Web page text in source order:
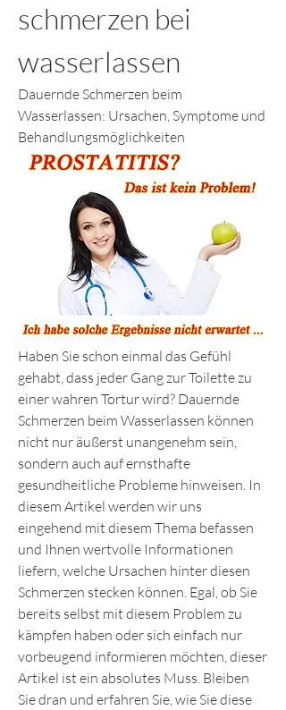
schmerzen bei
wasserlassen
Dauernde Schmerzen beim
Wasserlassen: Ursachen, Symptome und
Behandlungsmöglichkeiten
Haben Sie schon einmal das Gefühl
gehabt, dass jeder Gang zur Toilette zu
einer wahren Tortur wird? Dauernde
Schmerzen beim Wasserlassen können
nicht nur äußerst unangenehm sein,
sondern auch auf ernsthafte
gesundheitliche Probleme hinweisen. In
diesem Artikel werden wir uns
eingehend mit diesem Thema befassen
und Ihnen wertvolle Informationen
liefern, welche Ursachen hinter diesen
Schmerzen stecken können. Egal, ob Sie
bereits selbst mit diesem Problem zu
kämpfen haben oder sich einfach nur
vorbeugend informieren möchten, dieser
Artikel ist ein absolutes Muss. Bleiben
Sie dran und erfahren Sie, wie Sie diese